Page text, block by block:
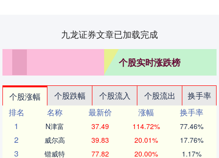
九龙证券文章已加载完成
个股实时涨跌榜
个股涨幅 个股跌幅 个股流入 个股流出
换手率
排名
名称 最新价 涨幅
换手率
1
N津富 37.49 114.72% 77.46%
2 威尔高 39.83 20.01% 17.76%
3 锴威特 77.82 20.00% 1.17%